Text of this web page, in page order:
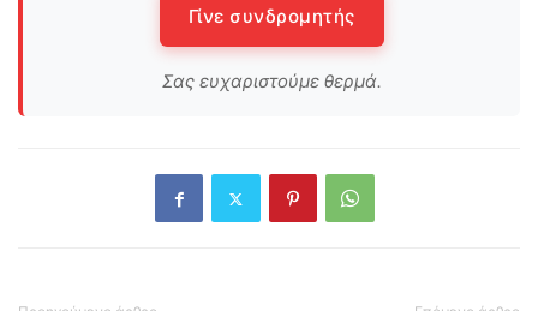
Γίνε συνδρομητής
Σας ευχαριστούμε θερμά.